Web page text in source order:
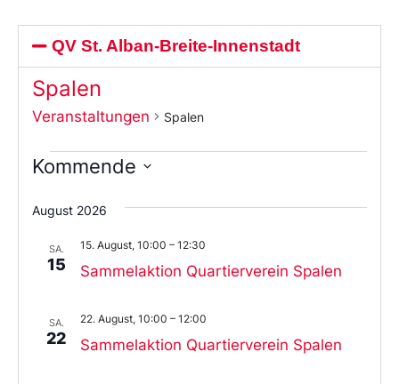
QV St. Alban-Breite-Innenstadt
Spalen
Veranstaltungen Spalen
Kommende
Sie
das
aus.
August 2026
SA.
15 Sammelaktion Quartierverein Spalen
15. August, 10:00 – 12:30
SA.
22 Sammelaktion Quartierverein Spalen
22. August, 10:00 – 12:00